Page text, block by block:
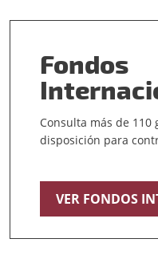
Fondos
Consulta más de 110
disposición para
VER FONDOS